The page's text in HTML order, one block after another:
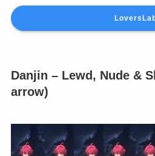
Danjin – Lewd, Nude &
arrow)